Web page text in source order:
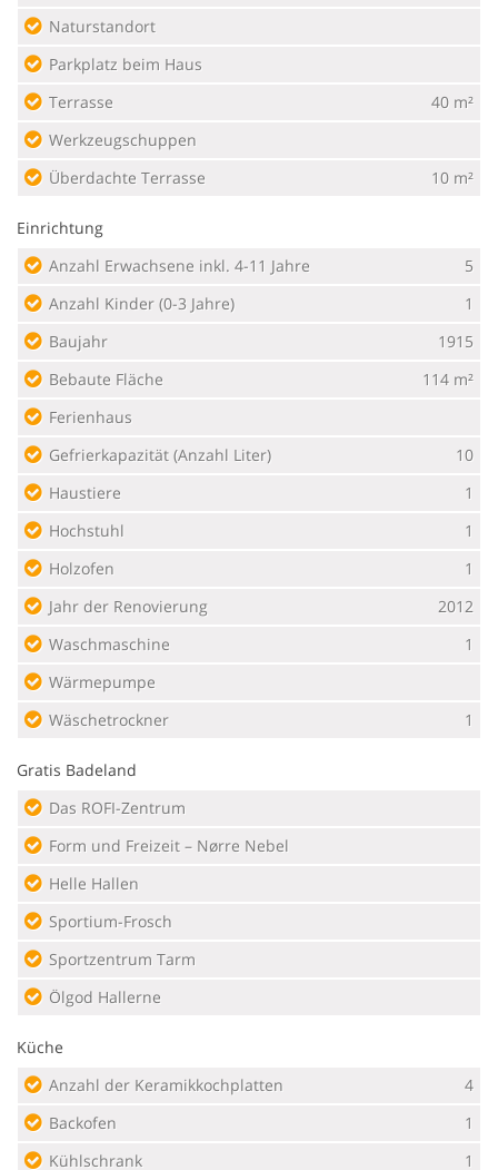
Naturstandort
Parkplatz beim Haus
Terrasse
40 m²
Werkzeugschuppen
Überdachte Terrasse
10 m²
Einrichtung
Anzahl Erwachsene inkl. 4-11 Jahre
5
Anzahl Kinder (0-3 Jahre)
1
Baujahr
1915
Bebaute Fläche
114 m²
Ferienhaus
Gefrierkapazität (Anzahl Liter)
10
Haustiere
1
Hochstuhl
1
Holzofen
1
Jahr der Renovierung
2012
Waschmaschine
1
Wärmepumpe
Wäschetrockner
1
Gratis Badeland
Das ROFI-Zentrum
Form und Freizeit – Nørre Nebel
Helle Hallen
Sportium-Frosch
Sportzentrum Tarm
Ölgod Hallerne
Küche
Anzahl der Keramikkochplatten
4
Backofen
1
Kühlschrank
1